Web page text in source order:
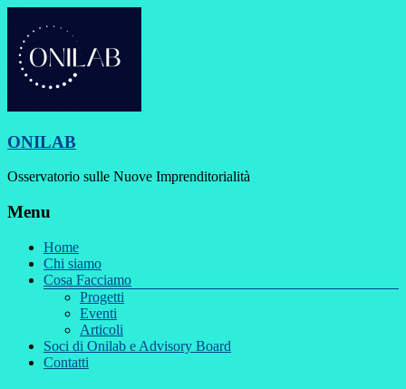
ONILAB
Osservatorio sulle Nuove Imprenditorialità
Menu
Home
Chi siamo
Cosa Facciamo
Progetti
Eventi
Articoli
Soci di Onilab e Advisory Board
Contatti